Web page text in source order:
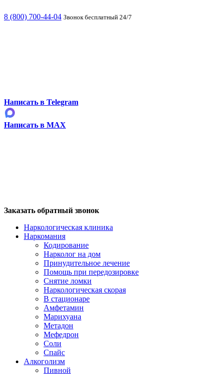
8 (800) 700-44-04 Звонок бесплатный 24/7
Написать в Telegram
Написать в MAX
Заказать обратный звонок
Наркологическая клиника
Наркомания
Кодирование
Нарколог на дом
Принудительное лечение
Помощь при передозировке
Снятие ломки
Наркологическая скорая
В стационаре
Амфетамин
Марихуана
Метадон
Мефедрон
Соли
Спайс
Алкоголизм
Пивной